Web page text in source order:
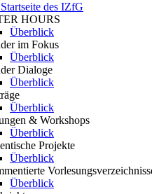
des IZfG
HOURS
Überblick
im Fokus
Überblick
Dialoge
Überblick
Überblick
& Workshops
Überblick
Projekte
Überblick
Überblick